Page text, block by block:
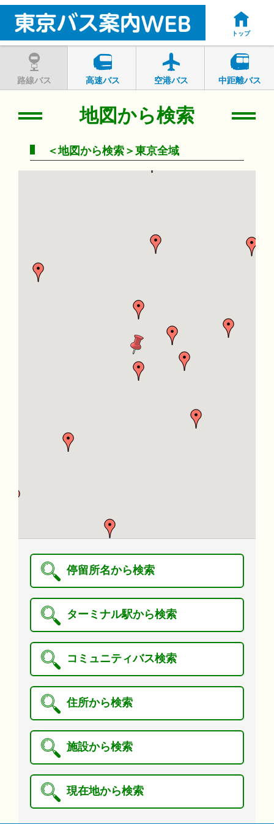
トップ
路線バス 高速バス 空港バス 中距離バス
地図から検索
＜地図から検索＞東京全域
停留所名から検索
ターミナル駅から検索
コミュニティバス検索
住所から検索
施設から検索
現在地から検索